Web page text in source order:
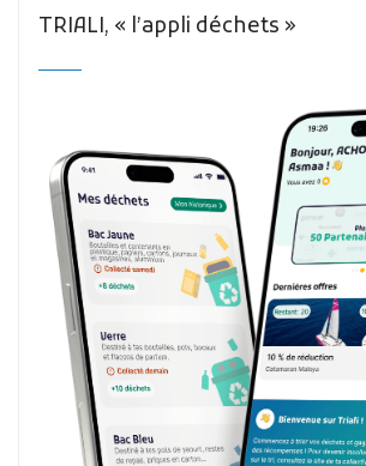
TRIALI, « l’appli déchets »